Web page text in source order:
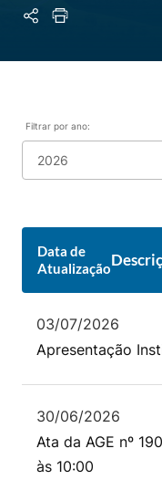
Filtrar por ano:
Data de
Atualização
03/07/2026
Apresentação
30/06/2026
Ata da AGE nº
às 10:00